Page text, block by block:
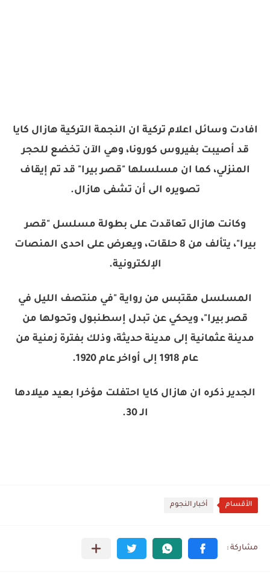
افادت وسائل اعلام تركية ان النجمة التركية ​هازال كايا​
قد أصيبت ب​فيروس كورونا​، وهي الآن تخضع للحجر
المنزلي، كما ان مسلسلها "قصر بيرا" قد تم إيقاف
تصويره الى أن تشفى هازال.
وكانت هازال تعاقدت على بطولة مسلسل "قصر
بيرا"، يتألف من 8 حلقات، ويعرض على احدى المنصات
الإلكترونية.
المسلسل مقتبس من رواية "في منتصف الليل في
قصر بيرا"، ويحكي عن تبدل إسطنبول وتحولها من
مدينة عثمانية إلى مدينة حديثة، وذلك بفترة زمنية من
عام 1918 إلى أواخر عام 1920.
الجدير ذكره ان هازال كايا احتفلت مؤخرا بعيد ميلادها
الـ 30.
الأقسام أخبار النجوم